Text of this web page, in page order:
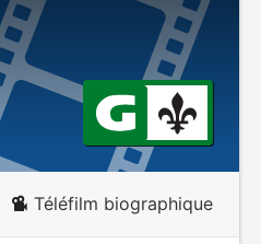
Téléfilm biographique